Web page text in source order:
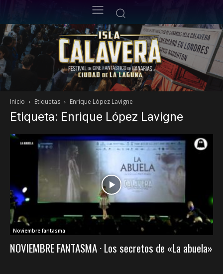
Inicio Etiquetas Enrique López Lavigne
Etiqueta: Enrique López Lavigne
Noviembre fantasma
NOVIEMBRE FANTASMA · Los secretos de «La abuela»